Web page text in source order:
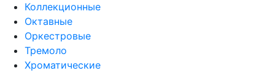
Коллекционные
Октавные
Оркестровые
Тремоло
Хроматические